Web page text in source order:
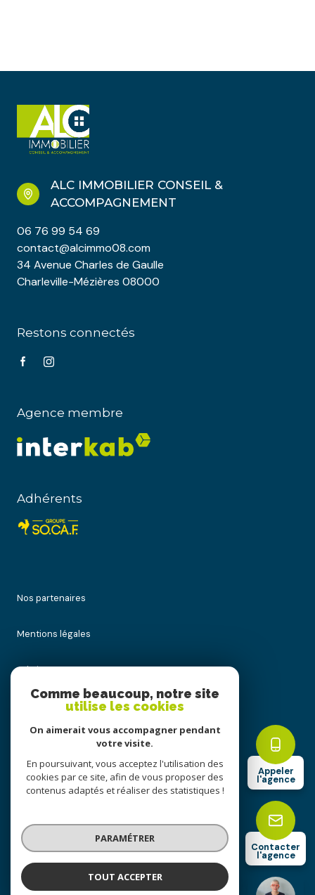
ALC IMMOBILIER
Appeler
l'agence
Contacter
l'agence
ALC IMMOBILIER CONSEIL &
ACCOMPAGNEMENT
06 76 99 54 69
contact@alcimmo08.com
34 Avenue Charles de Gaulle
Charleville-Mézières 08000
Restons connectés
Agence membre
Adhérents
Nos partenaires
Mentions légales
Admin
Nos honoraires
Cookies
© 2026 | Tous droits réservés
Réalisé par
Comme beaucoup, notre site
utilise les cookies
On aimerait vous accompagner pendant
votre visite.
En poursuivant, vous acceptez l'utilisation des
cookies par ce site, afin de vous proposer des
contenus adaptés et réaliser des statistiques !
PARAMÉTRER
TOUT ACCEPTER